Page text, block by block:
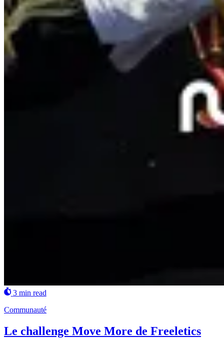
3 min read
Communauté
Le challenge Move More de Freeletics